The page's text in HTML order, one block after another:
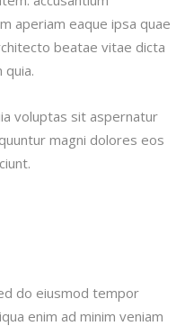
aperiam eaque ipsa quae
beatae vitae dicta
quia.
voluptas sit aspernatur
magni dolores eos
do eiusmod tempor
enim ad minim veniam